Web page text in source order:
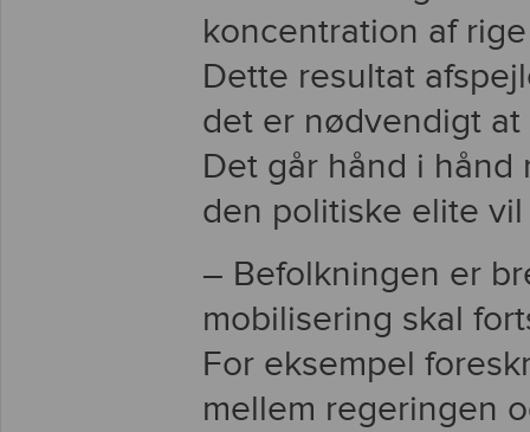
koncentration af
Dette resultat
det er nødvendigt
Det går hånd i
den politiske elite
– Befolkningen er
mobilisering skal
For eksempel
mellem regeringen